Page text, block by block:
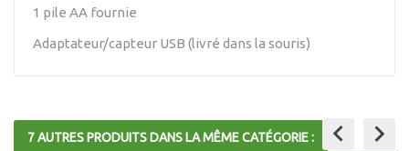
1 pile AA fournie
Adaptateur/capteur USB (livré dans la souris)
7 AUTRES PRODUITS DANS LA MÊME CATÉGORIE : keyboard_arrow_left keyboard_arrow_right